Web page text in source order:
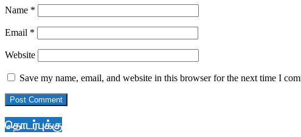
Name *
Email *
Website
Save my name, email, and website in this browser for the next time I
தொடர்புக்கு